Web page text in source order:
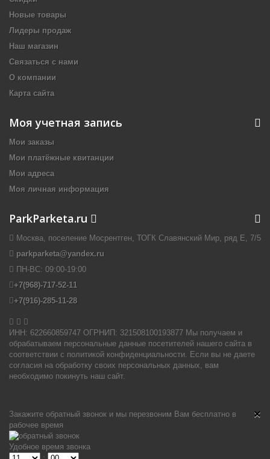
Новые товары
Лидеры продаж
Наш магазин
Связаться с нами
О компании
Карта сайта
Моя учетная запись
Мои заказы
Мои платёжные квитанции
Мои адреса
Моя личная информация
ParkParketa.ru
Москва, поселение Мосрентген, ТОГК Славянский Мир, ряд Е, 7/5
parkparketa@yandex.ru
ПН-ВС: 09:00-19:00
+7(968)-717-52-11
+7(916)-285-11-28
 
ИНН: 622660859747 ОГРНИП: 321508100193877 Мы получаем и
обрабатываем персональные данные посетителей нашего сайта в
соответствии с политикой конфиденциальности. Если вы не даете
согласия на обработку своих персональных данных, вам
необходимо покинуть наш сайт.
×
Закажите обратный звонок и мы перезвоним Вам бесплатно в
рабочее время
Удобное время звонка